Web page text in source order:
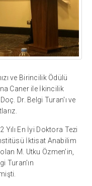
ve Birincilik Ödülü
Caner ile İkincilik
Dr. Belgi Turan'ı ve
Yılı En İyi Doktora Tezi
İktisat Anabilim
M. Utku Özmen’in,
Turan’ın